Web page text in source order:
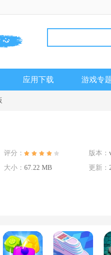
应用下载 游戏专
评分： 版本：
大小： 67.22 MB 更新：